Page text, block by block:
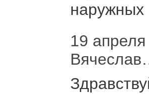
19 апреля